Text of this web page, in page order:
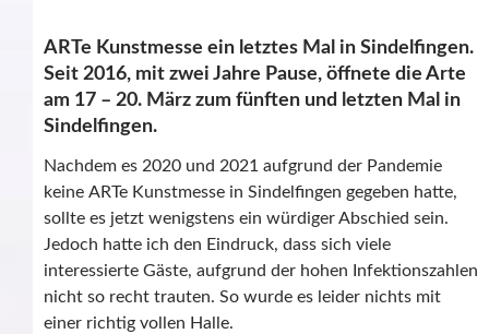
ARTe Kunstmesse ein letztes Mal in Sindelfingen.
Seit 2016, mit zwei Jahre Pause, öffnete die Arte
am 17 – 20. März zum fünften und letzten Mal in
Sindelfingen.
Nachdem es 2020 und 2021 aufgrund der Pandemie
keine ARTe Kunstmesse in Sindelfingen gegeben hatte,
sollte es jetzt wenigstens ein würdiger Abschied sein.
Jedoch hatte ich den Eindruck, dass sich viele
interessierte Gäste, aufgrund der hohen Infektionszahlen
nicht so recht trauten. So wurde es leider nichts mit
einer richtig vollen Halle.